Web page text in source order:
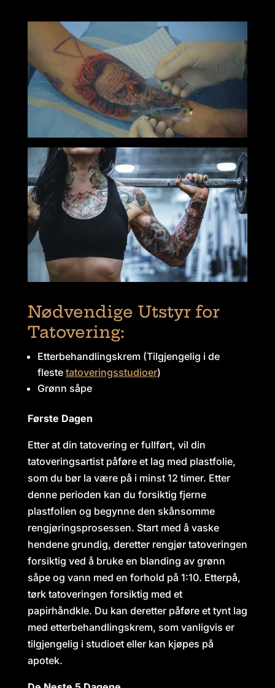
Nødvendige Utstyr for
Tatovering:
Etterbehandlingskrem (Tilgjengelig i de
fleste tatoveringsstudioer)
Grønn såpe
Første Dagen
Etter at din tatovering er fullført, vil din
tatoveringsartist påføre et lag med plastfolie,
som du bør la være på i minst 12 timer. Etter
denne perioden kan du forsiktig fjerne
plastfolien og begynne den skånsomme
rengjøringsprosessen. Start med å vaske
hendene grundig, deretter rengjør tatoveringen
forsiktig ved å bruke en blanding av grønn
såpe og vann med en forhold på 1:10. Etterpå,
tørk tatoveringen forsiktig med et
papirhåndkle. Du kan deretter påføre et tynt lag
med etterbehandlingskrem, som vanligvis er
tilgjengelig i studioet eller kan kjøpes på
apotek.